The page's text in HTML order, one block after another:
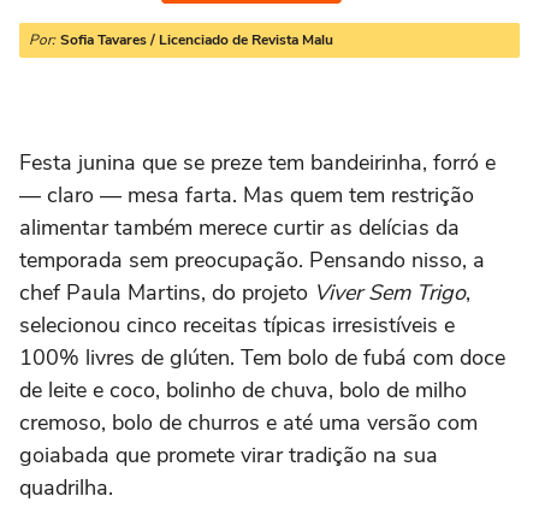
Por: Sofia Tavares / Licenciado de Revista Malu
Festa junina que se preze tem bandeirinha, forró e
— claro — mesa farta. Mas quem tem restrição
alimentar também merece curtir as delícias da
temporada sem preocupação. Pensando nisso, a
chef Paula Martins, do projeto Viver Sem Trigo,
selecionou cinco receitas típicas irresistíveis e
100% livres de glúten. Tem bolo de fubá com doce
de leite e coco, bolinho de chuva, bolo de milho
cremoso, bolo de churros e até uma versão com
goiabada que promete virar tradição na sua
quadrilha.